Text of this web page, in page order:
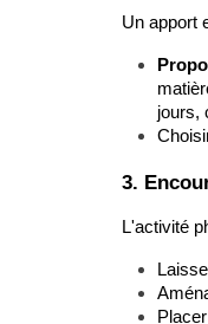
Un apport
jours,
3.
L'activité